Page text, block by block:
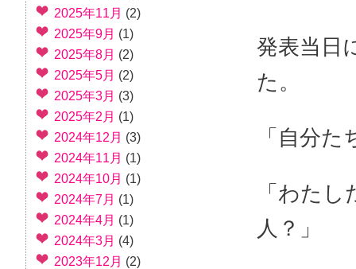
発表当日
た。
「自分
「わた
人？」
2025年11月 (2)
2025年9月 (1)
2025年8月 (2)
2025年5月 (2)
2025年3月 (3)
2025年2月 (1)
2024年12月 (3)
2024年11月 (1)
2024年10月 (1)
2024年7月 (1)
2024年4月 (1)
2024年3月 (4)
2023年12月 (2)